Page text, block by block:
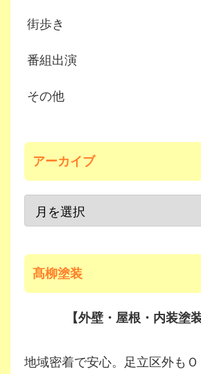
街歩き
番組出演
その他
アーカイブ
髙柳塗装
【外壁・屋根・内装塗装
地域密着で安心。足立区外もＯ